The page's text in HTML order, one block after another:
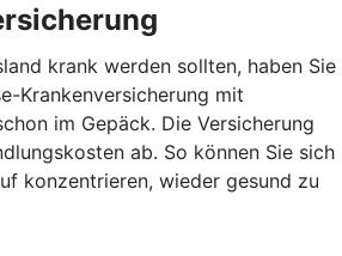
krank werden sollten, haben Sie
Krankenversicherung mit
im Gepäck. Die Versicherung
ab. So können Sie sich
konzentrieren, wieder gesund zu